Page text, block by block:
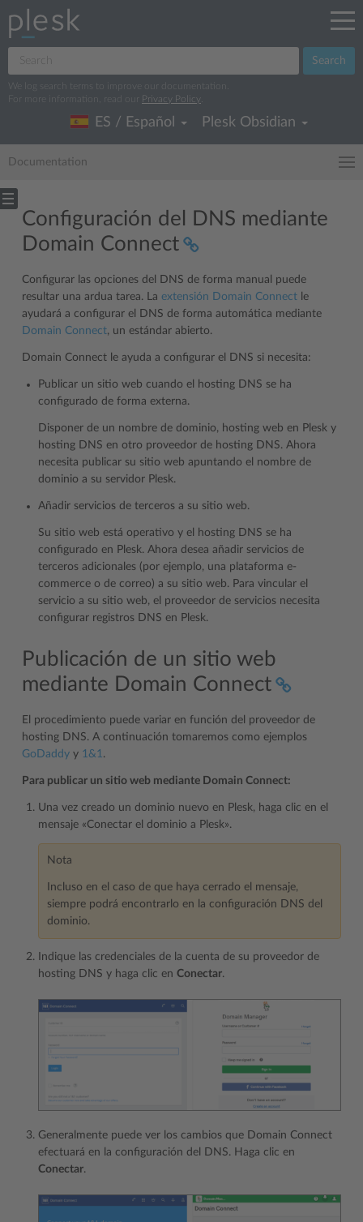
Search
We log search terms to improve our documentation.
For more information, read our
Privacy Policy
ES / Español Plesk Obsidian
Documentation
Configuración del DNS mediante
Domain Connect
Configurar las opciones del DNS de forma manual puede
resultar una ardua tarea. La extensión Domain Connect le
ayudará a configurar el DNS de forma automática mediante
Domain Connect, un estándar abierto.
Domain Connect le ayuda a configurar el DNS si necesita:
Publicar un sitio web cuando el hosting DNS se ha
configurado de forma externa.
Disponer de un nombre de dominio, hosting web en Plesk y
hosting DNS en otro proveedor de hosting DNS. Ahora
necesita publicar su sitio web apuntando el nombre de
dominio a su servidor Plesk.
Añadir servicios de terceros a su sitio web.
Su sitio web está operativo y el hosting DNS se ha
configurado en Plesk. Ahora desea añadir servicios de
terceros adicionales (por ejemplo, una plataforma e-
commerce o de correo) a su sitio web. Para vincular el
servicio a su sitio web, el proveedor de servicios necesita
configurar registros DNS en Plesk.
Publicación de un sitio web
mediante Domain Connect
El procedimiento puede variar en función del proveedor de
hosting DNS. A continuación tomaremos como ejemplos
GoDaddy y 1&1.
Para publicar un sitio web mediante Domain Connect:
Una vez creado un dominio nuevo en Plesk, haga clic en el
mensaje «Conectar el dominio a Plesk».
Nota
Incluso en el caso de que haya cerrado el mensaje,
siempre podrá encontrarlo en la configuración DNS del
dominio.
Indique las credenciales de la cuenta de su proveedor de
hosting DNS y haga clic en Conectar.
Generalmente puede ver los cambios que Domain Connect
efectuará en la configuración del DNS. Haga clic en
Conectar.